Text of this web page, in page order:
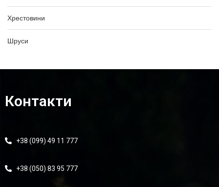
Хрестовини
Шруси
Контакти
+38 (099) 49 11 777
+38 (050) 83 95 777